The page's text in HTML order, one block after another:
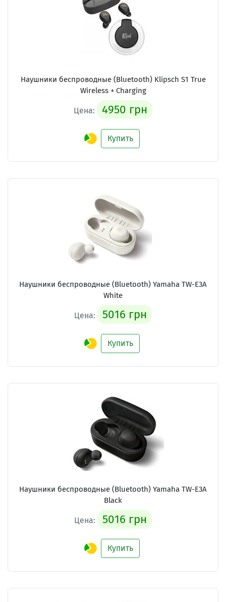
Наушники беспроводные (Bluetooth) Klipsch S1 True
Wireless + Charging
Цена: 4950 грн
Купить
Наушники беспроводные (Bluetooth) Yamaha TW-E3A
White
Цена: 5016 грн
Купить
Наушники беспроводные (Bluetooth) Yamaha TW-E3A
Black
Цена: 5016 грн
Купить